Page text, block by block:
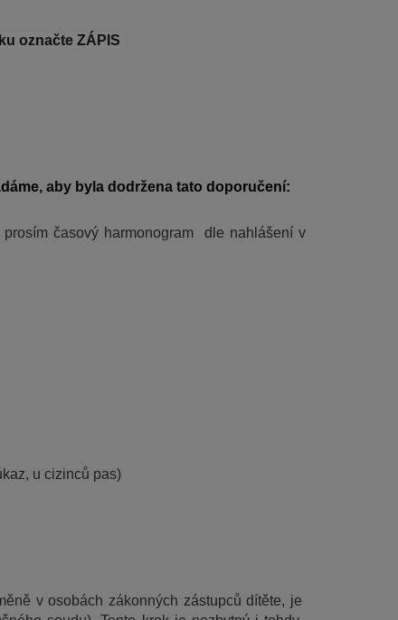
označte ZÁPIS
aby byla dodržena tato doporučení:
u cizinců pas)
v osobách zákonných zástupců dítěte, je